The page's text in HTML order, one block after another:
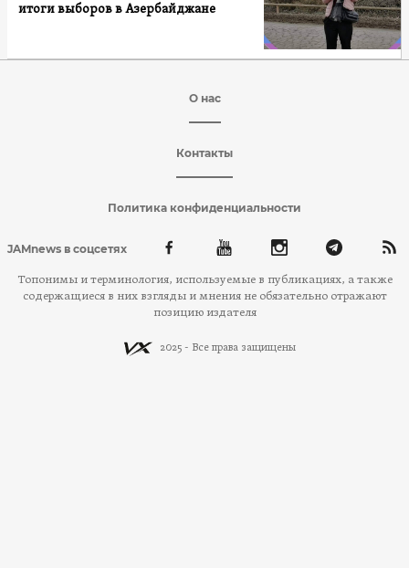
итоги выборов в Азербайджане
О нас
Контакты
Политика конфиденциальности
JAMnews в соцсетях
Топонимы и терминология, используемые в публикациях, а также
содержащиеся в них взгляды и мнения не обязательно отражают
позицию издателя
2025 - Все права защищены